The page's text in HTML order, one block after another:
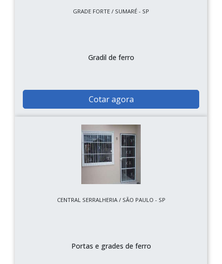
GRADE FORTE / SUMARÉ - SP
Gradil de ferro
Cotar agora
CENTRAL SERRALHERIA / SÃO PAULO - SP
Portas e grades de ferro